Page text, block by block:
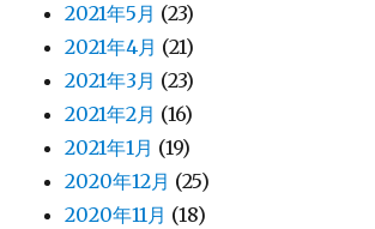
2021年5月 (23)
2021年4月 (21)
2021年3月 (23)
2021年2月 (16)
2021年1月 (19)
2020年12月 (25)
2020年11月 (18)